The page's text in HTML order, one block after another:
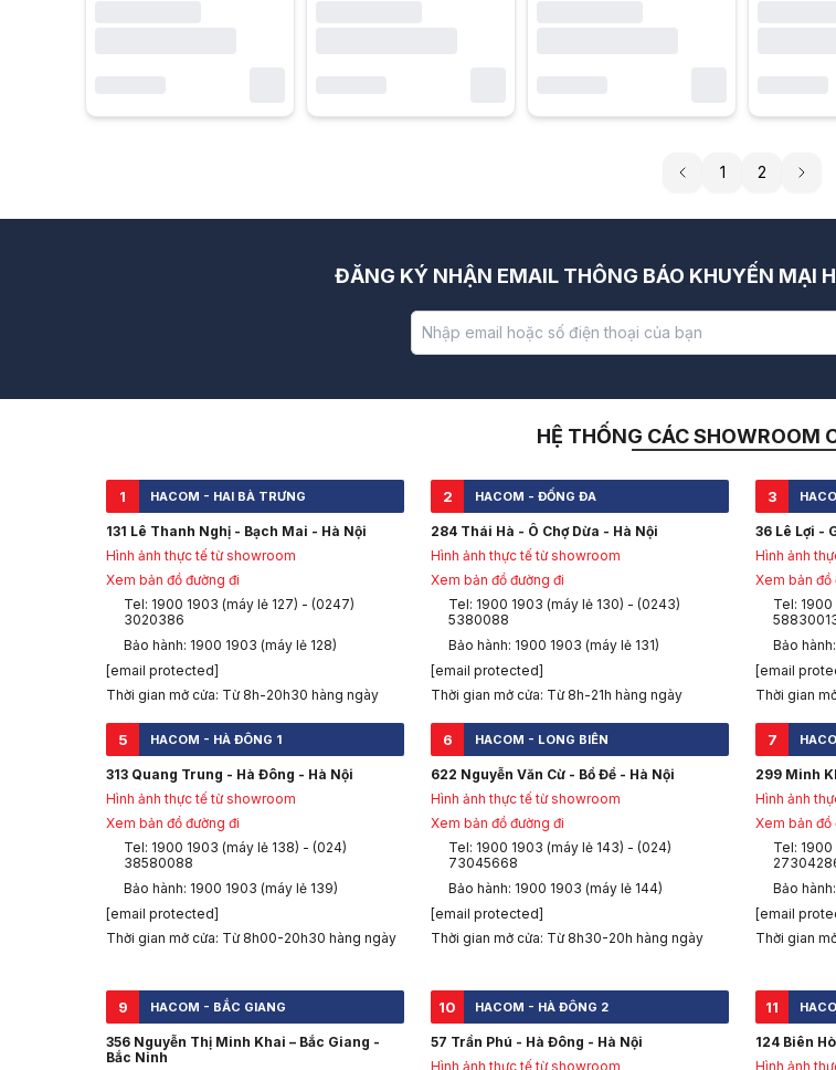
1 2
1
ĐĂNG KÝ NHẬN EMAIL THÔNG BÁO KHUYẾN MẠI
HỆ THỐNG CÁC SHOWROOM
1 HACOM - HAI BÀ TRƯNG
131 Lê Thanh Nghị - Bạch Mai - Hà Nội
Hình ảnh thực tế từ showroom
Xem bản đồ đường đi
Tel: 1900 1903 (máy lẻ 127) - (0247)
3020386
Bảo hành: 1900 1903 (máy lẻ 128)
[email protected]
Thời gian mở cửa: Từ 8h-20h30 hàng ngày
2 HACOM - ĐỐNG ĐA
284 Thái Hà - Ô Chợ Dừa - Hà Nội
Hình ảnh thực tế từ showroom
Xem bản đồ đường đi
Tel: 1900 1903 (máy lẻ 130) - (0243)
5380088
Bảo hành: 1900 1903 (máy lẻ 131)
[email protected]
Thời gian mở cửa: Từ 8h-21h hàng ngày
3
36 Lê Lợi -
Hình ảnh
Xem bản đồ
Tel: 1900
Bảo
[email
Thời gian
5 HACOM - HÀ ĐÔNG 1
313 Quang Trung - Hà Đông - Hà Nội
Hình ảnh thực tế từ showroom
Xem bản đồ đường đi
Tel: 1900 1903 (máy lẻ 138) - (024)
38580088
Bảo hành: 1900 1903 (máy lẻ 139)
[email protected]
Thời gian mở cửa: Từ 8h00-20h30 hàng ngày
6 HACOM - LONG BIÊN
622 Nguyễn Văn Cừ - Bồ Đề - Hà Nội
Hình ảnh thực tế từ showroom
Xem bản đồ đường đi
Tel: 1900 1903 (máy lẻ 143) - (024)
73045668
Bảo hành: 1900 1903 (máy lẻ 144)
[email protected]
Thời gian mở cửa: Từ 8h30-20h hàng ngày
7
299 Minh
Hình ảnh
Xem bản đồ
Tel: 1900
Bảo
[email
Thời gian
9 HACOM - BẮC GIANG
356 Nguyễn Thị Minh Khai – Bắc Giang -
Bắc Ninh
10 HACOM - HÀ ĐÔNG 2
57 Trần Phú - Hà Đông - Hà Nội
Hình ảnh thực tế từ showroom
11
124 Biên
Hình ảnh